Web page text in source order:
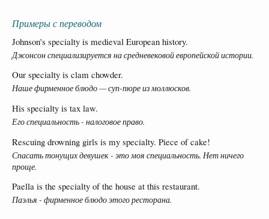
Примеры с переводом
Johnson's specialty is medieval European history.
Джонсон специализируется на средневековой европейской истории.
Our specialty is clam chowder.
Наше фирменное блюдо — суп-пюре из моллюсков.
His specialty is tax law.
Его специальность - налоговое право.
Rescuing drowning girls is my specialty. Piece of cake!
Спасать тонущих девушек - это моя специальность. Нет ничего
проще.
Paella is the specialty of the house at this restaurant.
Паэлья - фирменное блюдо этого ресторана.